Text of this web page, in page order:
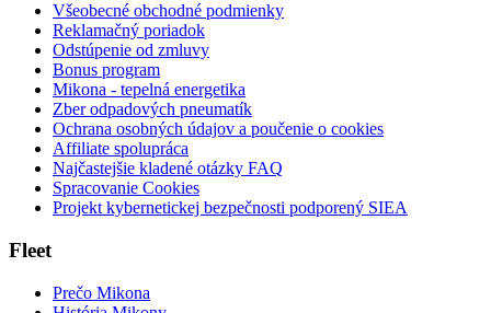
Všeobecné obchodné podmienky
Reklamačný poriadok
Odstúpenie od zmluvy
Bonus program
Mikona - tepelná energetika
Zber odpadových pneumatík
Ochrana osobných údajov a poučenie o cookies
Affiliate spolupráca
Najčastejšie kladené otázky FAQ
Spracovanie Cookies
Projekt kybernetickej bezpečnosti podporený SIEA
Fleet
Prečo Mikona